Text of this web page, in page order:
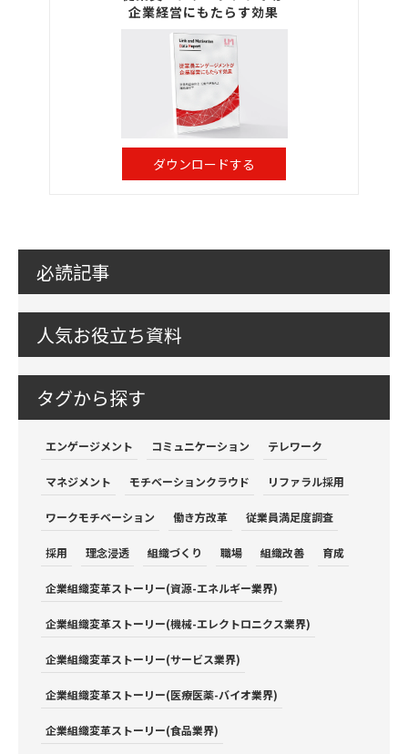
企業経営にもたらす効果
ダウンロードする
必読記事
人気お役立ち資料
タグから探す
エンゲージメント コミュニケーション テレワーク
マネジメント モチベーションクラウド リファラル採用
ワークモチベーション 働き方改革 従業員満足度調査
採用 理念浸透 組織づくり 職場 組織改善 育成
企業組織変革ストーリー(資源-エネルギー業界)
企業組織変革ストーリー(機械-エレクトロニクス業界)
企業組織変革ストーリー(サービス業界)
企業組織変革ストーリー(医療医薬-バイオ業界)
企業組織変革ストーリー(食品業界)